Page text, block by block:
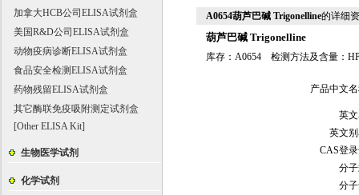
加拿大HCB公司ELISA试剂盒
美国R&D公司ELISA试剂盒
动物疫病诊断ELISA试剂盒
食品安全检测ELISA试剂盒
药物残留ELISA试剂盒
其它酶联免疫吸附测定试剂盒
[Other ELISA Kit]
生物医学试剂
化学试剂
A0654葫芦巴碱 Trigonelline的详细
葫芦巴碱 Trigonelline
库存：A0654 检测方法及含量：
产品中文
英
英文
CAS登
分
分